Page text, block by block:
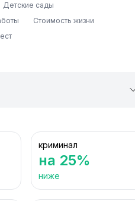
Детские сады
Стоимость жизни
криминал
на 25%
ниже